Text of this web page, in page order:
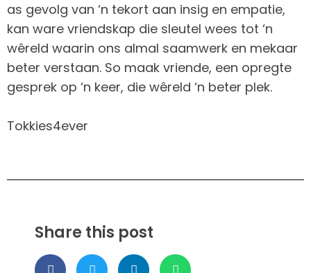
as gevolg van ‘n tekort aan insig en empatie,
kan ware vriendskap die sleutel wees tot ‘n
wêreld waarin ons almal saamwerk en mekaar
beter verstaan. So maak vriende, een opregte
gesprek op ‘n keer, die wêreld ‘n beter plek.
Tokkies4ever
Share this post